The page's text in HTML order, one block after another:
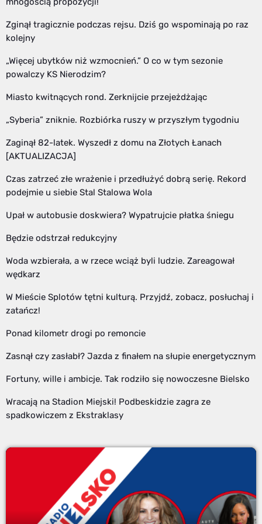
Zginął tragicznie podczas rejsu. Dziś go wspominają po raz
kolejny
„Więcej ubytków niż wzmocnień.” O co w tym sezonie
powalczy KS Nierodzim?
Miasto kwitnących rond. Zerknijcie przejeżdżając
„Syberia” zniknie. Rozbiórka ruszy w przyszłym tygodniu
Zaginął 82-latek. Wyszedł z domu na Złotych Łanach
[AKTUALIZACJA]
Czas zatrzeć złe wrażenie i przedłużyć dobrą serię. Rekord
podejmie u siebie Stal Stalowa Wola
Upał w autobusie doskwiera? Wypatrujcie płatka śniegu
Będzie odstrzał redukcyjny
Woda wzbierała, a w rzece wciąż byli ludzie. Zareagował
wędkarz
W Mieście Splotów tętni kulturą. Przyjdź, zobacz, posłuchaj i
zatańcz!
Ponad kilometr drogi po remoncie
Zasnął czy zasłabł? Jazda z finałem na słupie energetycznym
Fortuny, wille i ambicje. Tak rodziło się nowoczesne Bielsko
Wracają na Stadion Miejski! Podbeskidzie zagra ze
spadkowiczem z Ekstraklasy